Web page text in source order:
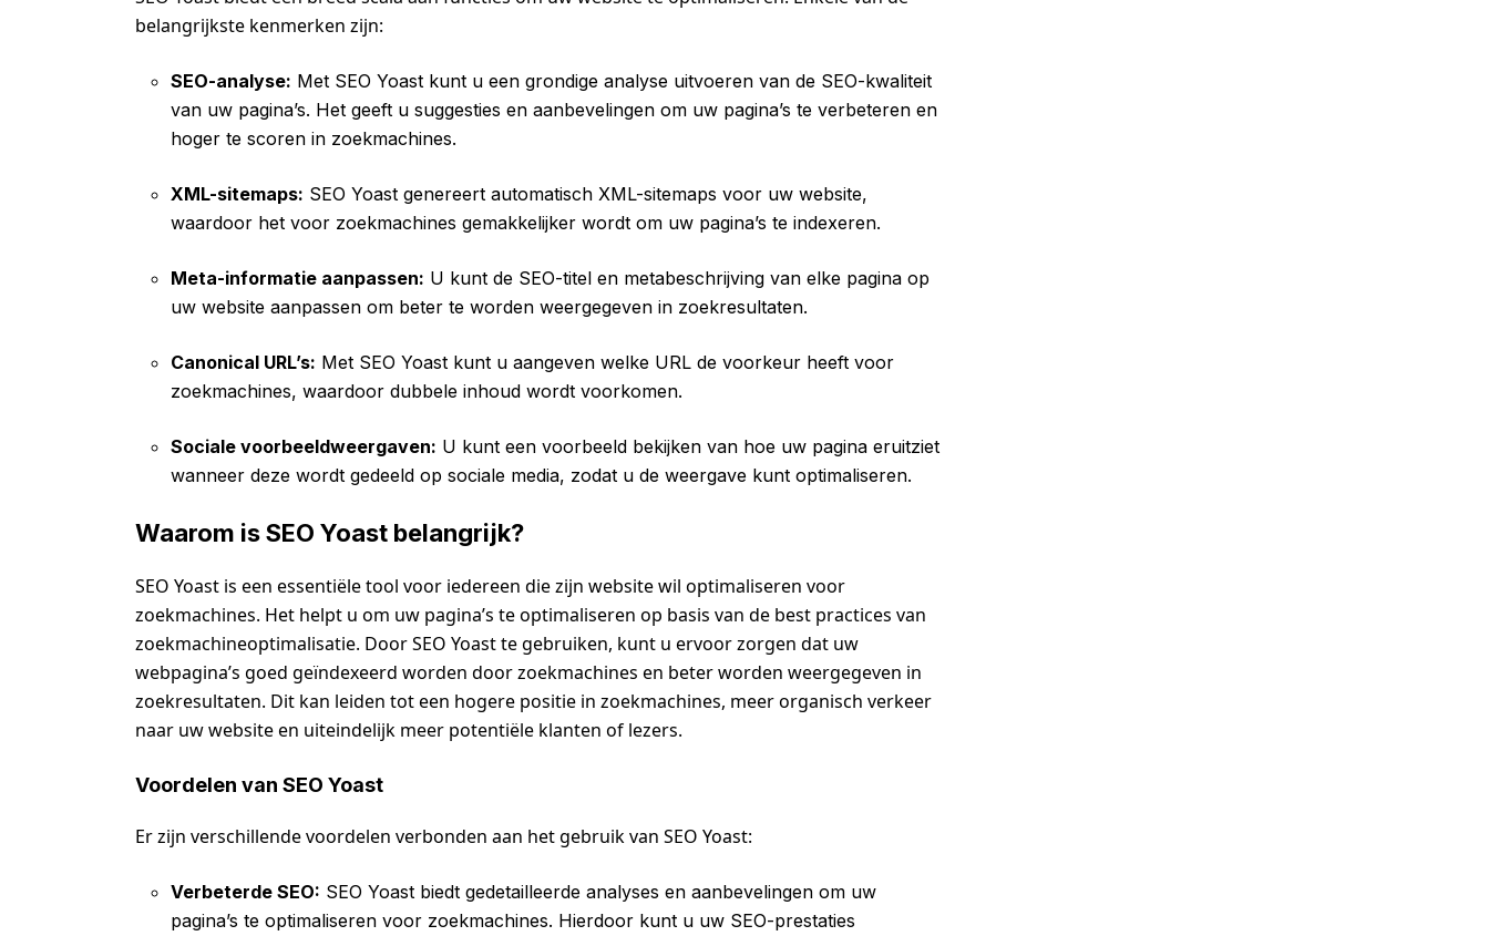
belangrijkste kenmerken zijn:
SEO-analyse: Met SEO Yoast kunt u een grondige analyse uitvoeren van de SEO-kwaliteit
van uw pagina’s. Het geeft u suggesties en aanbevelingen om uw pagina’s te verbeteren en
hoger te scoren in zoekmachines.
XML-sitemaps: SEO Yoast genereert automatisch XML-sitemaps voor uw website,
waardoor het voor zoekmachines gemakkelijker wordt om uw pagina’s te indexeren.
Meta-informatie aanpassen: U kunt de SEO-titel en metabeschrijving van elke pagina op
uw website aanpassen om beter te worden weergegeven in zoekresultaten.
Canonical URL’s: Met SEO Yoast kunt u aangeven welke URL de voorkeur heeft voor
zoekmachines, waardoor dubbele inhoud wordt voorkomen.
Sociale voorbeeldweergaven: U kunt een voorbeeld bekijken van hoe uw pagina eruitziet
wanneer deze wordt gedeeld op sociale media, zodat u de weergave kunt optimaliseren.
Waarom is SEO Yoast belangrijk?
SEO Yoast is een essentiële tool voor iedereen die zijn website wil optimaliseren voor
zoekmachines. Het helpt u om uw pagina’s te optimaliseren op basis van de best practices van
zoekmachineoptimalisatie. Door SEO Yoast te gebruiken, kunt u ervoor zorgen dat uw
webpagina’s goed geïndexeerd worden door zoekmachines en beter worden weergegeven in
zoekresultaten. Dit kan leiden tot een hogere positie in zoekmachines, meer organisch verkeer
naar uw website en uiteindelijk meer potentiële klanten of lezers.
Voordelen van SEO Yoast
Er zijn verschillende voordelen verbonden aan het gebruik van SEO Yoast:
Verbeterde SEO: SEO Yoast biedt gedetailleerde analyses en aanbevelingen om uw
pagina’s te optimaliseren voor zoekmachines. Hierdoor kunt u uw SEO-prestaties